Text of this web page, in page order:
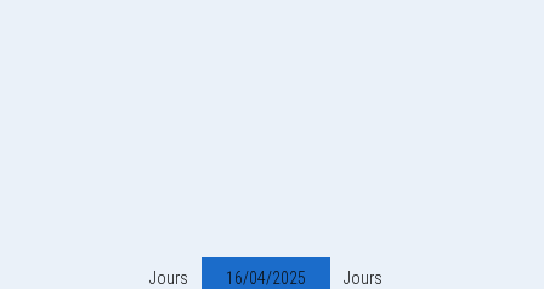
Jours
16/04/2025
Jours